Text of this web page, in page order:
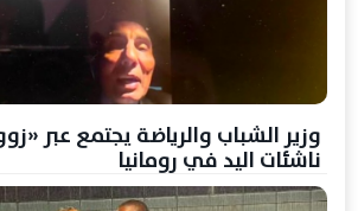
وزير الشباب والرياضة يجتمع عبر
ناشئات اليد في رومانيا